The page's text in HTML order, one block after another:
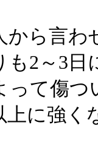
から言わ
も2～3日
って傷
上に強